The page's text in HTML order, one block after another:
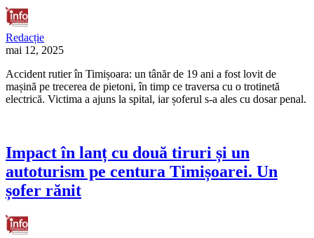
Redacție
mai 12, 2025
Accident rutier în Timișoara: un tânăr de 19 ani a fost lovit de
mașină pe trecerea de pietoni, în timp ce traversa cu o trotinetă
electrică. Victima a ajuns la spital, iar șoferul s-a ales cu dosar penal.
Impact în lanț cu două tiruri și un
autoturism pe centura Timișoarei. Un
șofer rănit